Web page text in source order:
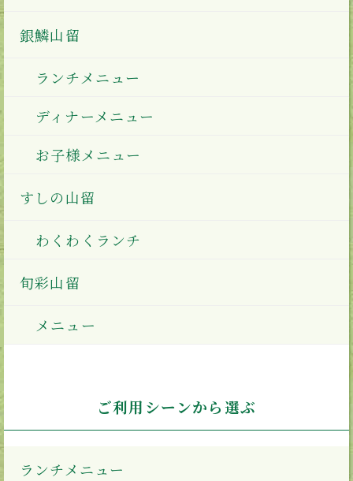
銀鱗山留
ランチメニュー
ディナーメニュー
お子様メニュー
すしの山留
わくわくランチ
旬彩山留
メニュー
ご利用シーンから選ぶ
ランチメニュー